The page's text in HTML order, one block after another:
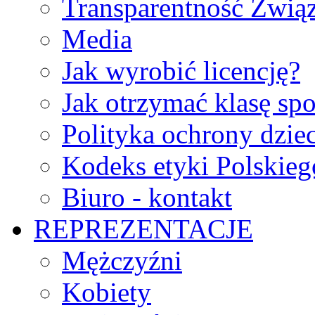
Transparentność
Media
Jak wyrobić licencję?
Jak otrzymać klasę
Polityka ochrony
Kodeks etyki
Biuro - kontakt
REPREZENTACJE
Mężczyźni
Kobiety